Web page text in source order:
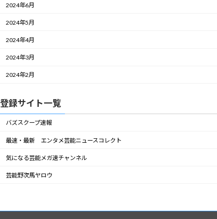
2024年6月
2024年5月
2024年4月
2024年3月
2024年2月
登録サイト一覧
バズスクープ速報
最速・最新 エンタメ芸能ニュースコレクト
気になる芸能メガ速チャンネル
芸能野次馬ヤロウ